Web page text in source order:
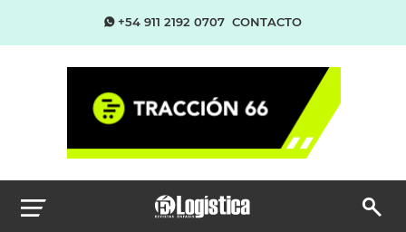
+54 911 2192 0707 CONTACTO